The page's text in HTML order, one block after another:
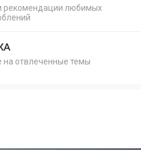
рекомендации любимых
отвлеченные темы